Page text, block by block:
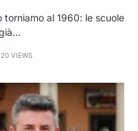
torniamo al 1960: le scuole
VIEWS